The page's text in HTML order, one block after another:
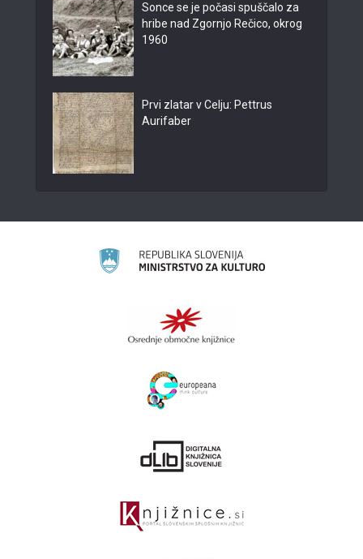
Sonce se je počasi spuščalo za
hribe nad Zgornjo Rečico, okrog
1960
Prvi zlatar v Celju: Pettrus
Aurifaber